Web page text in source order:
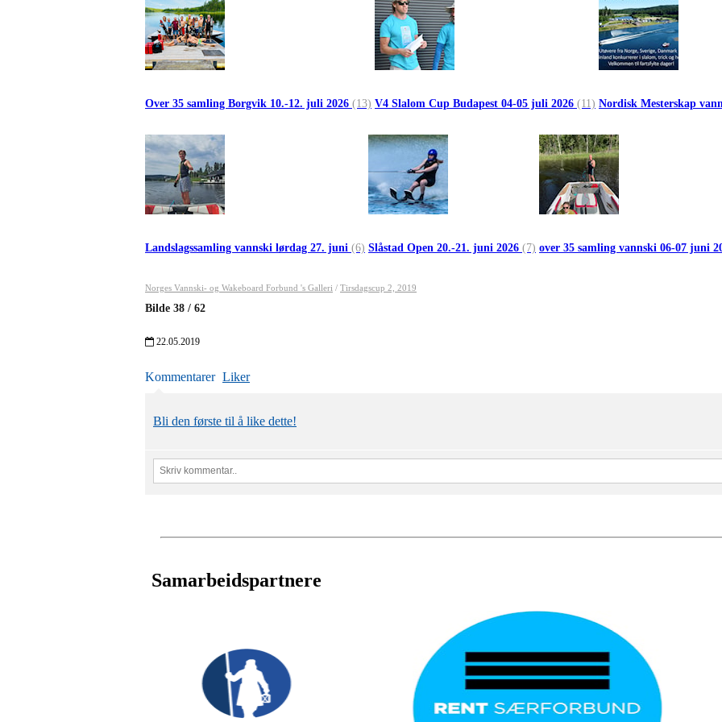
Over 35 samling Borgvik 10.-12. juli 2026 (13) V4 Slalom Cup Budapest 04-05 juli 2026 (11) Nordisk Mesterskap
Landslagssamling vannski lørdag 27. juni (6) Slåstad Open 20.-21. juni 2026 (7) over 35 samling vannski 06-07 juni
Norges Vannski- og Wakeboard Forbund 's Galleri / Tirsdagscup 2, 2019
Bilde 38 / 62
22.05.2019
Kommentarer Liker
Bli den første til å like dette!
Samarbeidspartnere